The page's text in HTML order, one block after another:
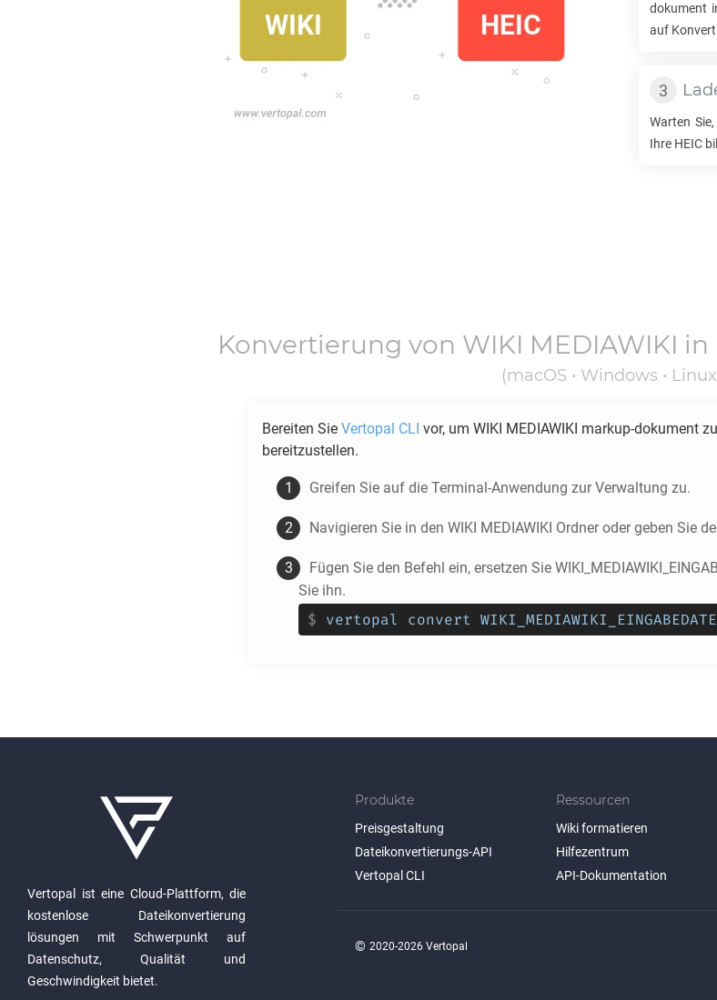
dokument
auf
Warten
Ihre HEIC
Konvertierung von WIKI MEDIAWIKI in
(macOS • Windows •
Bereiten Sie Vertopal CLI vor, um WIKI MEDIAWIKI markup-dokument
bereitzustellen.
Greifen Sie auf die Terminal-Anwendung zur Verwaltung zu.
Navigieren Sie in den WIKI MEDIAWIKI Ordner oder geben Sie
Fügen Sie den Befehl ein, ersetzen Sie
Sie ihn.
$ vertopal convert
Vertopal ist eine Cloud-Plattform, die
kostenlose Dateikonvertierung
lösungen mit Schwerpunkt auf
Datenschutz, Qualität und
Geschwindigkeit bietet.
Produkte
Preisgestaltung
Dateikonvertierungs-API
Vertopal CLI
Ressourcen
Wiki formatieren
Hilfezentrum
API-Dokumentation
© 2020-2026 Vertopal